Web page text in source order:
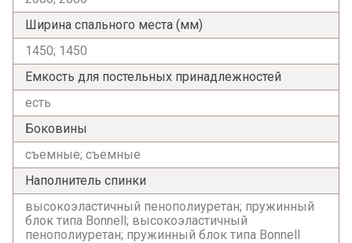
Ширина спального места (мм)
1450; 1450
Емкость для постельных принадлежностей
есть
Боковины
съемные; съемные
Наполнитель спинки
высокоэластичный пенополиуретан; пружинный
блок типа Bonnell; высокоэластичный
пенополиуретан; пружинный блок типа Bonnell